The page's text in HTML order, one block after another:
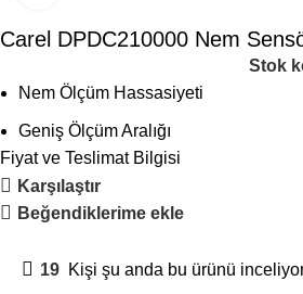
Carel DPDC210000 Nem
Stok
Nem Ölçüm Hassasiyeti
Geniş Ölçüm Aralığı
Fiyat ve Teslimat Bilgisi
Karşılaştır
Beğendiklerime ekle
19 Kişi şu anda bu ürünü